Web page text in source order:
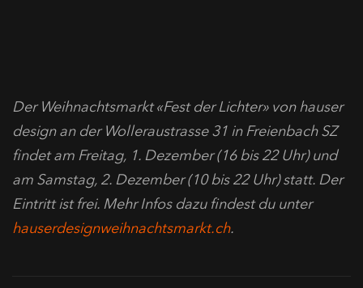
Der Weihnachtsmarkt «Fest der Lichter» von hauser
design an der Wolleraustrasse 31 in Freienbach SZ
findet am Freitag, 1. Dezember (16 bis 22 Uhr) und
am Samstag, 2. Dezember (10 bis 22 Uhr) statt. Der
Eintritt ist frei. Mehr Infos dazu findest du unter
hauserdesignweihnachtsmarkt.ch.